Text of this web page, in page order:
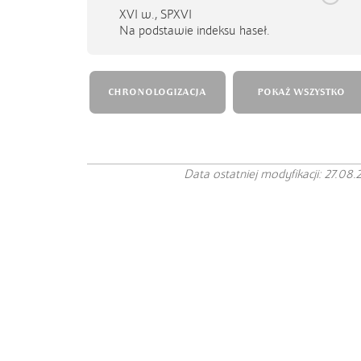
XVI w., SPXVI
Na podstawie indeksu haseł.
CHRONOLOGIZACJA POKAŻ WSZYSTKO
Data ostatniej modyfikacji: